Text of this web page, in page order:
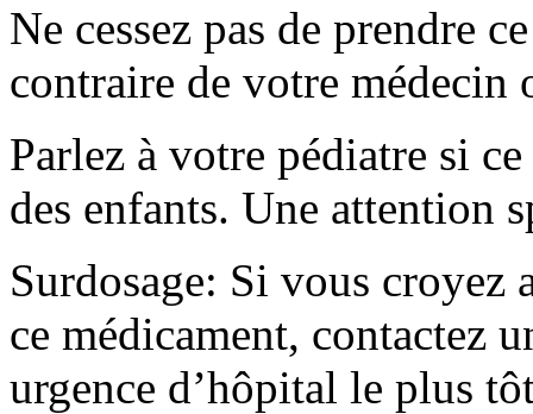
Ne cessez pas de prendre
contraire de votre médecin
Parlez à votre pédiatre si
des enfants. Une attention
Surdosage: Si vous croyez
ce médicament, contactez
urgence d’hôpital le plus